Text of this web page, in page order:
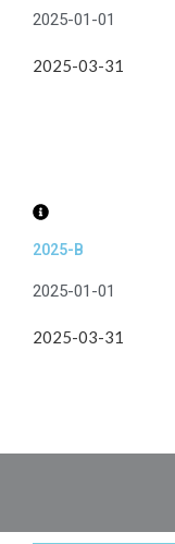
2025-01-01
2025-03-31
2025-B
2025-01-01
2025-03-31